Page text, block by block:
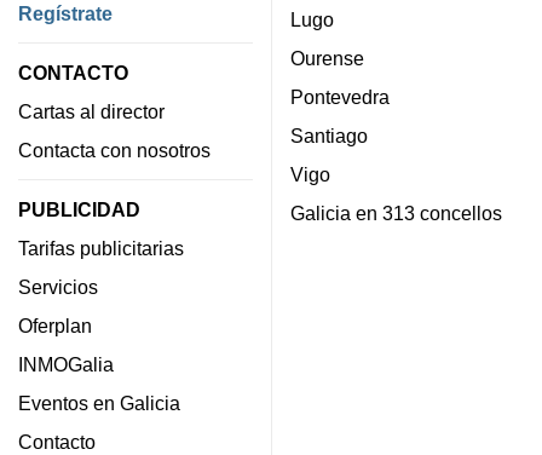
Regístrate
CONTACTO
Cartas al director
Contacta con nosotros
PUBLICIDAD
Tarifas publicitarias
Servicios
Oferplan
INMOGalia
Eventos en Galicia
Contacto
Lugo
Ourense
Pontevedra
Santiago
Vigo
Galicia en 313 concellos